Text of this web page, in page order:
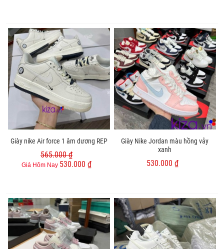
Giày nike Air force 1 âm dương REP
565.000 ₫
Giá Hôm Nay 530.000 ₫
Giày Nike Jordan màu hồng vảy
xanh
530.000 ₫